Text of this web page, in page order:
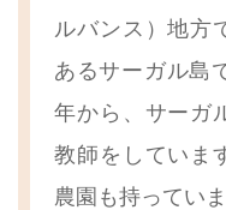
ルバンス）地方
あるサーガル島
年から、サーガ
教師をしていま
農園も持っていま